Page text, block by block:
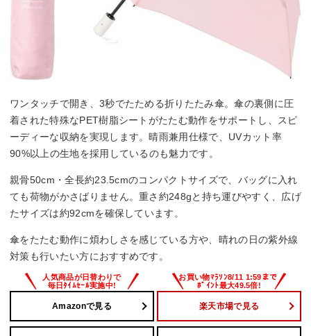
ワンタッチで開き、3秒でたためる折りたたみ傘。傘の裏側に圧
着された特殊なPET樹脂シートがたたむ動作をサポートし、スピ
ーディーな収納を実現します。晴雨兼用仕様で、UVカット率
90%以上の生地を採用しているのも魅力です。
親骨50cm・全長約23.5cmのコンパクトサイズで、バッグに入れ
ても荷物がかさばりません。重さ約248gと持ち運びやすく、広げ
たサイズは約92cmを確保しています。
傘をたたむ動作に煩わしさを感じている方や、晴れの日の紫外線
対策も行いたい方におすすめです。
Amazonで見る 楽天市場で見る